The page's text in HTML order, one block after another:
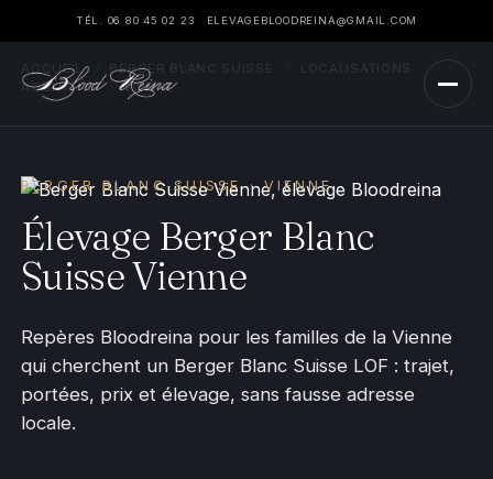
TÉL. 06 80 45 02 23 ELEVAGEBLOODREINA@GMAIL.COM
ACCUEIL BERGER BLANC SUISSE
›
AQUITAINE
VIENNE
BERGER BLANC SUISSE · VIENNE
Élevage Berger Blanc
Suisse Vienne
Repères Bloodreina pour les familles de la Vienne
qui cherchent un Berger Blanc Suisse LOF : trajet,
portées, prix et élevage, sans fausse adresse
locale.